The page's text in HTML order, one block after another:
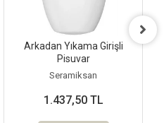
Arkadan Yıkama Girişli
Pisuvar
Seramiksan
1.437,50 TL